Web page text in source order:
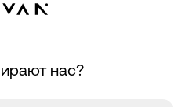
нас?